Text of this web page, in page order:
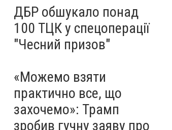
ДБР обшукало понад
100 ТЦК у спецоперації
"Чесний призов"
«Можемо взяти
практично все, що
захочемо»: Трамп
зробив гучну заяву про